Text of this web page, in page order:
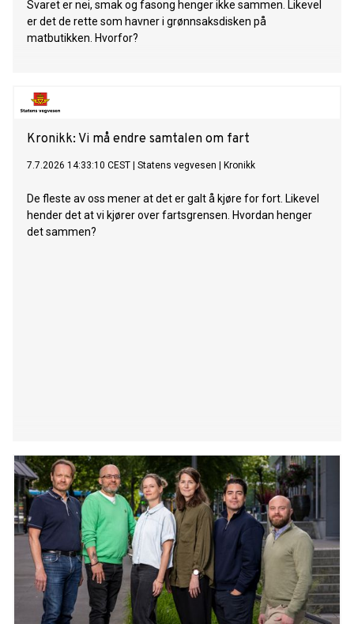
Svaret er nei, smak og fasong henger ikke sammen. Likevel
er det de rette som havner i grønnsaksdisken på
matbutikken. Hvorfor?
Kronikk: Vi må endre samtalen om fart
7.7.2026 14:33:10 CEST Statens vegvesen Kronikk
De fleste av oss mener at det er galt å kjøre for fort. Likevel
hender det at vi kjører over fartsgrensen. Hvordan henger
det sammen?